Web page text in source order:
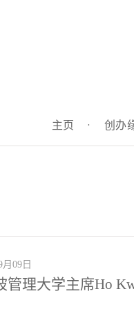
主页 · 创办
月09日
管理大学主席Ho